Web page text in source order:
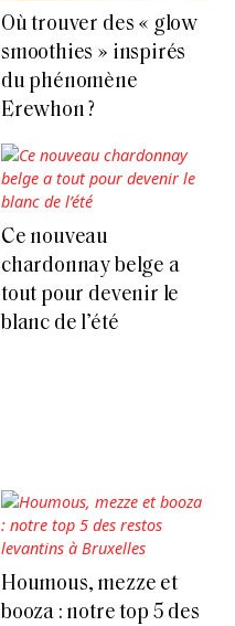
Où trouver des « glow
smoothies » inspirés
du phénomène
Erewhon ?
Ce nouveau
chardonnay belge a
tout pour devenir le
blanc de l’été
Houmous, mezze et
booza : notre top 5 des